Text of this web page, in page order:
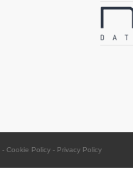
- Cookie Policy - Privacy Policy